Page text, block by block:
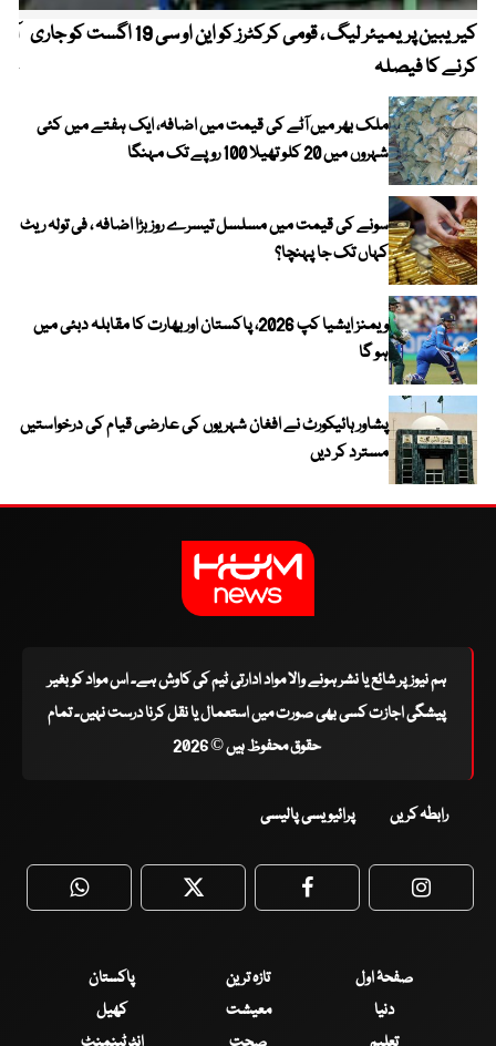
کیریبین پریمیئر لیگ ، قومی کرکٹرز کو این او سی 19 اگست کو جاری
کرنے کا فیصلہ
ملک بھر میں آٹے کی قیمت میں اضافہ، ایک ہفتے میں کئی
شہروں میں 20 کلو تھیلا 100 روپے تک مہنگا
سونے کی قیمت میں مسلسل تیسرے روز بڑا اضافہ ، فی تولہ ریٹ
کہاں تک جا پہنچا؟
ویمنز ایشیا کپ 2026، پاکستان اور بھارت کا مقابلہ دبئی میں
ہو گا
پشاور ہائیکورٹ نے افغان شہریوں کی عارضی قیام کی درخواستیں
مسترد کر دیں
ہم نیوز پر شائع یا نشر ہونے والا مواد ادارتی ٹیم کی کاوش ہے۔ اس مواد کو بغیر
پیشگی اجازت کسی بھی صورت میں استعمال یا نقل کرنا درست نہیں۔ تمام
حقوق محفوظ ہیں © 2026
رابطہ کریں پرائیویسی پالیسی
WhatsApp Twitter Facebook
صفحۂ اول تازہ ترین
پاکستان
دنیا
معیشت
کھیل